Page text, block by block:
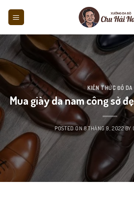
KIẾN THỨC ĐỒ DA
Mua giày da nam công sở
POSTED ON8 THÁNG 9, 2022BY